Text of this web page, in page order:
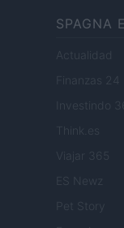
SPAGNA
Actualidad
Finanzas 24
Investindo
Viajar 365
ES Newz
Pet Story